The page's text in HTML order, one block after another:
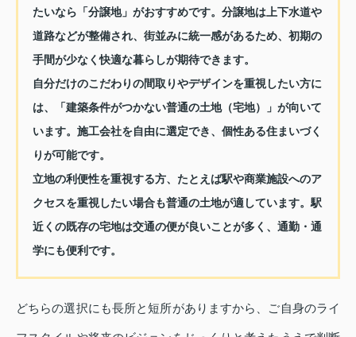
たいなら「分譲地」がおすすめです。分譲地は上下水道や
道路などが整備され、街並みに統一感があるため、初期の
手間が少なく快適な暮らしが期待できます。
自分だけのこだわりの間取りやデザインを重視したい方に
は、「建築条件がつかない普通の土地（宅地）」が向いて
います。施工会社を自由に選定でき、個性ある住まいづく
りが可能です。
立地の利便性を重視する方、たとえば駅や商業施設へのア
クセスを重視したい場合も普通の土地が適しています。駅
近くの既存の宅地は交通の便が良いことが多く、通勤・通
学にも便利です。
どちらの選択にも長所と短所がありますから、ご自身のライ